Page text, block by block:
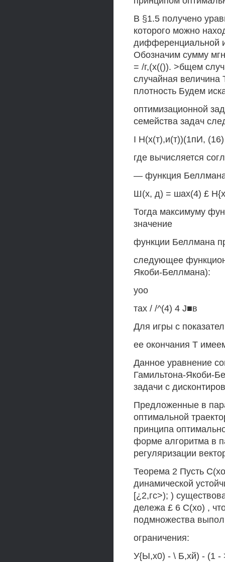
В §1.5 получено
которого можно
дифференциальной
Обозначим сумму
= /г,(х(()). >бщем
случайная величина
плотность Будем
оптимизационной
семейства задач
I Н(х(т),и(т))(1пИ, (16)
где вычисляется
— функция
Ш(х, д) = шах(4) £
Тогда максимуму
значение
функции Беллмана
следующее
Якоби-Беллмана):
уоо
тах / /^(4) 4 J■в
Для игры с
ее окончания Т
Данное уравнение
Гамильтона-Якоби-
задачи с
Предложенные в
оптимальной
принципа
форме алгоритма в
регуляризации
Теорема 2 Пусть
динамической
[¿2,гс>); )
дележа £ 6 С(хо) ,
подмножества
ограничения:
У{Ы,х0) - \ Б,хй) - (1 -